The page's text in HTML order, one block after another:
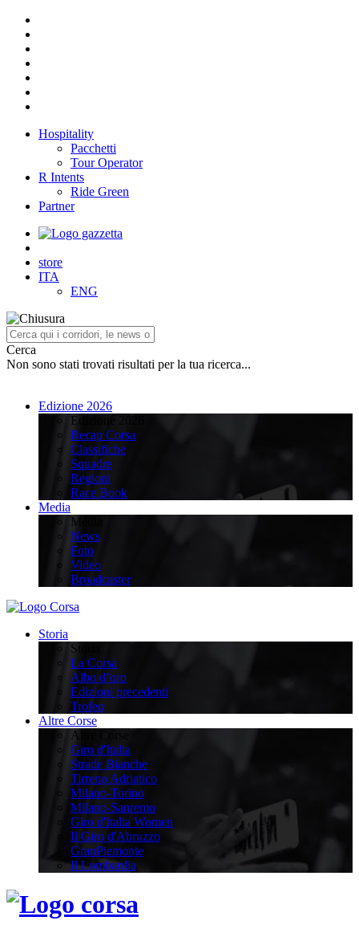
Hospitality
Pacchetti
Tour Operator
R Intents
Ride Green
Partner
store
ITA
ENG
Cerca
Non sono stati trovati risultati per la tua ricerca...
Edizione 2026
Edizione 2026
Recap Corsa
Classifiche
Squadre
Regioni
Race Book
Media
Media
News
Foto
Video
Broadcaster
Storia
Storia
La Corsa
Albo d’oro
Edizioni precedenti
Trofeo
Altre Corse
Altre Corse
Giro d'Italia
Strade Bianche
Tirreno Adriatico
Milano-Torino
Milano-Sanremo
Giro d'Italia Women
Il Giro d'Abruzzo
GranPiemonte
Il Lombardia